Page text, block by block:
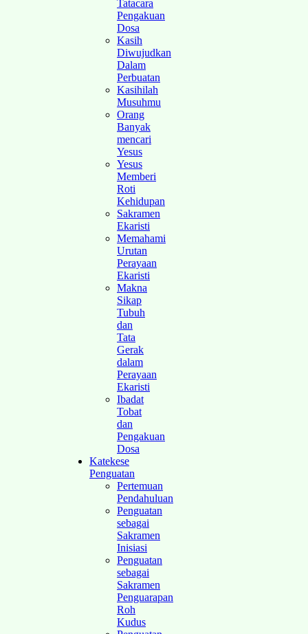
Tatacara
Pengakuan
Dosa
Kasih
Diwujudkan
Dalam
Perbuatan
Kasihilah
Musuhmu
Orang
Banyak
mencari
Yesus
Yesus
Memberi
Roti
Kehidupan
Sakramen
Ekaristi
Memahami
Urutan
Perayaan
Ekaristi
Makna
Sikap
Tubuh
dan
Tata
Gerak
dalam
Perayaan
Ekaristi
Ibadat
Tobat
dan
Pengakuan
Dosa
Katekese
Penguatan
Pertemuan
Pendahuluan
Penguatan
sebagai
Sakramen
Inisiasi
Penguatan
sebagai
Sakramen
Penguarapan
Roh
Kudus